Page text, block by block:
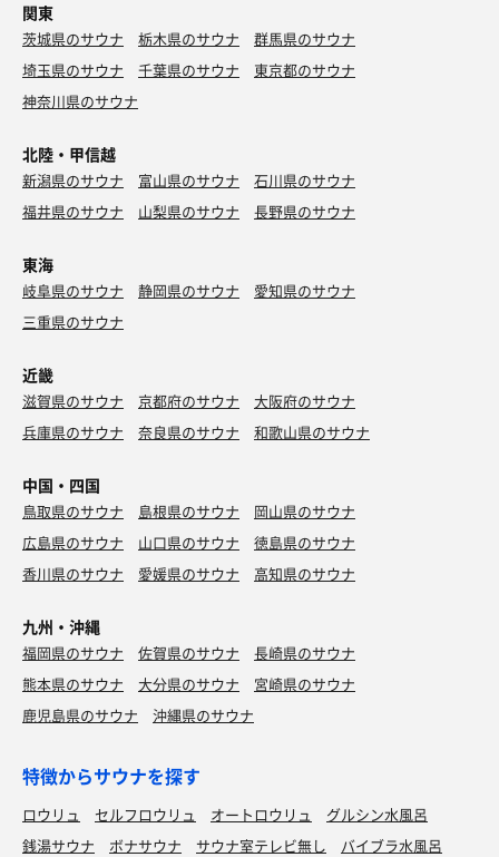
ソフトクリーム
オロC
オロC最高😊
メローイエロー
懐かしい味👅
関東
茨城県のサウナ 栃木県のサウナ
群馬県のサウナ
埼玉県のサウナ
千葉県のサウナ
東京都のサウナ
神奈川県のサウナ
北陸・甲信越
新潟県のサウナ 富山県のサウナ
石川県のサウナ
福井県のサウナ
山梨県のサウナ 長野県のサウナ
東海
岐阜県のサウナ 静岡県のサウナ
愛知県のサウナ
三重県のサウナ
近畿
滋賀県のサウナ 京都府のサウナ
大阪府のサウナ
兵庫県のサウナ
奈良県のサウナ 和歌山県のサウナ
中国・四国
鳥取県のサウナ 島根県のサウナ
岡山県のサウナ
広島県のサウナ
山口県のサウナ
徳島県のサウナ
香川県のサウナ
愛媛県のサウナ 高知県のサウナ
九州・沖縄
福岡県のサウナ 佐賀県のサウナ
長崎県のサウナ
熊本県のサウナ
大分県のサウナ
宮崎県のサウナ
鹿児島県のサウナ
沖縄県のサウナ
特徴からサウナを探す
ロウリュ セルフロウリュ オートロウリュ
グルシン水風呂
銭湯サウナ
ボナサウナ サウナ室テレビ無し
バイブラ水風呂